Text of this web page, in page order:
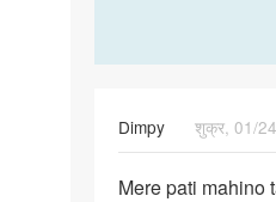
Dimpy
शुक्र, 01/
Mere
Mere pati mahino